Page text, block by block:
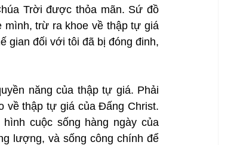
Trời được thỏa mãn. Sứ đồ
mình, trừ ra khoe về thập tự giá
gian đối với tôi đã bị đóng đinh,
năng của thập tự giá. Phải
về thập tự giá của Đấng Christ.
cuộc sống hàng ngày của
lượng, và sống công chính để